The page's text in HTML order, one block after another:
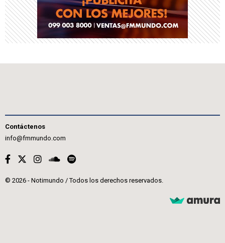
Contáctenos
info@fmmundo.com
© 2026 - Notimundo / Todos los derechos reservados.